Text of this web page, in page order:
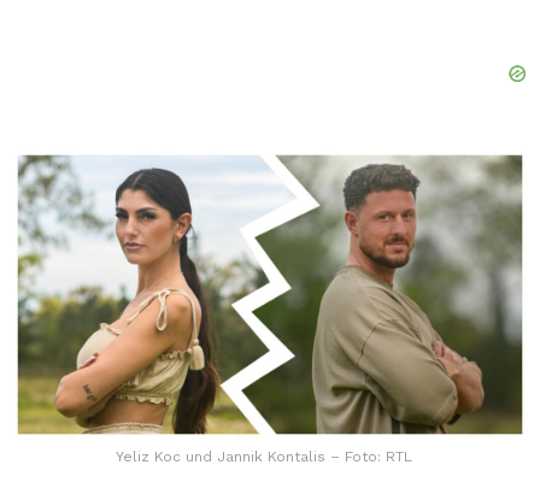
Yeliz Koc und Jannik Kontalis – Foto: RTL